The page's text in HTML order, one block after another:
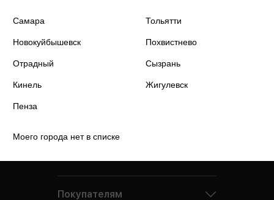
Самара Тольятти
Новокуйбышевск Похвистнево
Отрадный Сызрань
Кинель Жигулевск
Пенза
Моего города нет в списке
Покупателям